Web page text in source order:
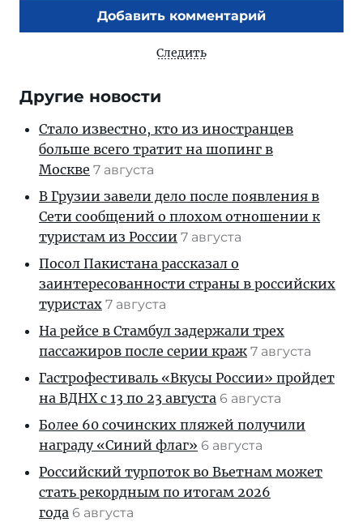
Добавить комментарий
Следить
Другие новости
Стало известно, кто из иностранцев
больше всего тратит на шопинг в
Москве 7 августа
В Грузии завели дело после появления в
Сети сообщений о плохом отношении к
туристам из России 7 августа
Посол Пакистана рассказал о
заинтересованности страны в российских
туристах 7 августа
На рейсе в Стамбул задержали трех
пассажиров после серии краж 7 августа
Гастрофестиваль «Вкусы России» пройдет
на ВДНХ с 13 по 23 августа 6 августа
Более 60 сочинских пляжей получили
награду «Синий флаг» 6 августа
Российский турпоток во Вьетнам может
стать рекордным по итогам 2026
года 6 августа